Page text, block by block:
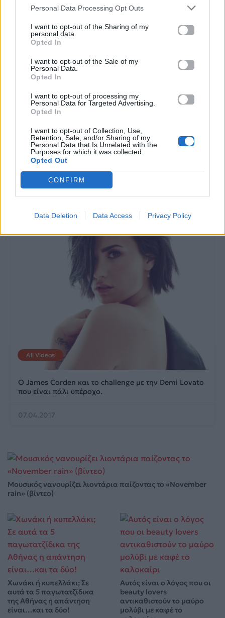
Personal Data Processing Opt Outs
I want to opt-out of the Sharing of my
personal data.
Opted In
I want to opt-out of the Sale of my
Personal Data.
Opted In
I want to opt-out of processing my
Personal Data for Targeted Advertising.
Opted In
I want to opt-out of Collection, Use,
Retention, Sale, and/or Sharing of my
Personal Data that Is Unrelated with the
Purposes for which it was collected.
Opted Out
CONFIRM
Data Deletion Data Access Privacy Policy
All Videos
H διπλή γκάφα του
Ντάνου στο Survivor
που δεν πρόσεξε
(σχεδόν) κανείς!
25.05.2017
All Videos
Αυτός ο άνθρωπος
κλείστηκε δεμένος
μέσα σε ένα πλυντήριο
All Videos
Ο James Corden και το challenge με την Demi Lovato
που είναι πάλι υπέροχο.
07.04.2017
Μουσικός νανουρίζει λιοντάρια παίζοντας το «November
rain» (βίντεο)
Χωνάκι ή κυπελλάκι; Σε
αυτά τα 5 παγωτατζίδικα
της Αθήνας η απάντηση
είναι…και τα δύο!
Αυτός είναι ο λόγος που οι
beauty lovers
αντικαθιστούν το μαύρο
μολύβι με καφέ το